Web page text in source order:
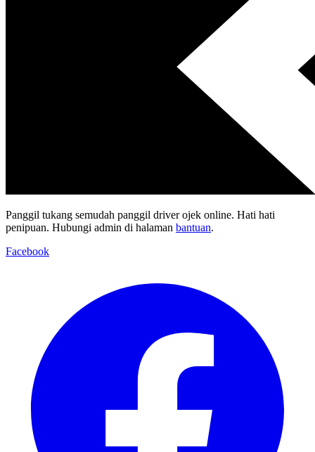
Panggil tukang semudah panggil driver ojek online. Hati hati
penipuan. Hubungi admin di halaman bantuan.
Facebook